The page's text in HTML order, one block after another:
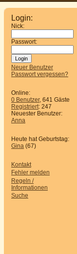
Login:
Nick:
Passwort:
Neuer Benutzer
Passwort vergessen?
Online:
0 Benutzer, 641 Gäste
Registriert: 247
Neuester Benutzer:
Anna
Heute hat Geburtstag:
Gina (67)
Kontakt
Fehler melden
Regeln /
Informationen
Suche